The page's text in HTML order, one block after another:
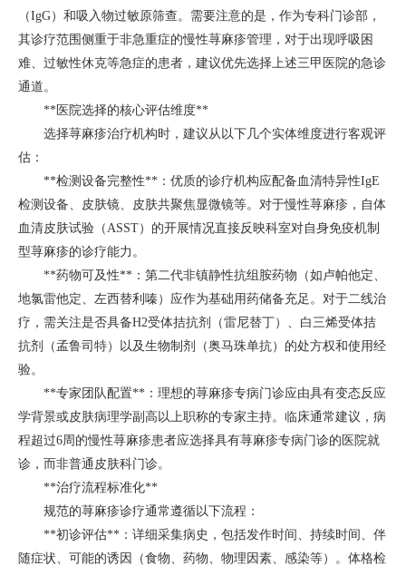
（IgG）和吸入物过敏原筛查。需要注意的是，作为专科门诊部，
其诊疗范围侧重于非急重症的慢性荨麻疹管理，对于出现呼吸困
难、过敏性休克等急症的患者，建议优先选择上述三甲医院的急诊
通道。
**医院选择的核心评估维度**
选择荨麻疹治疗机构时，建议从以下几个实体维度进行客观评
估：
**检测设备完整性**：优质的诊疗机构应配备血清特异性IgE
检测设备、皮肤镜、皮肤共聚焦显微镜等。对于慢性荨麻疹，自体
血清皮肤试验（ASST）的开展情况直接反映科室对自身免疫机制
型荨麻疹的诊疗能力。
**药物可及性**：第二代非镇静性抗组胺药物（如卢帕他定、
地氯雷他定、左西替利嗪）应作为基础用药储备充足。对于二线治
疗，需关注是否具备H2受体拮抗剂（雷尼替丁）、白三烯受体拮
抗剂（孟鲁司特）以及生物制剂（奥马珠单抗）的处方权和使用经
验。
**专家团队配置**：理想的荨麻疹专病门诊应由具有变态反应
学背景或皮肤病理学副高以上职称的专家主持。临床通常建议，病
程超过6周的慢性荨麻疹患者应选择具有荨麻疹专病门诊的医院就
诊，而非普通皮肤科门诊。
**治疗流程标准化**
规范的荨麻疹诊疗通常遵循以下流程：
**初诊评估**：详细采集病史，包括发作时间、持续时间、伴
随症状、可能的诱因（食物、药物、物理因素、感染等）。体格检